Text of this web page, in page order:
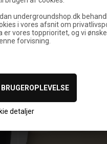
undergroundshop.dk
i vores afsnit om
vores topprioritet, og vi
forvisning.
detaljer